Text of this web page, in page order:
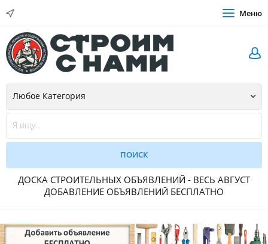
Меню
ДОСКА СТРОИТЕЛЬНЫХ ОБЪЯВЛЕНИЙ - ВЕСЬ АВГУСТ
ДОБАВЛЕНИЕ ОБЪЯВЛЕНИЙ БЕСПЛАТНО